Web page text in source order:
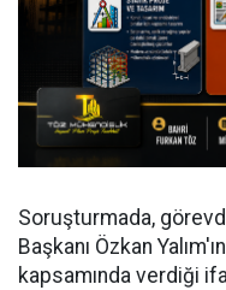
Soruşturmada,
Başkanı Özkan
kapsamında verdiği